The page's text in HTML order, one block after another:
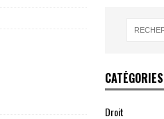
CATÉGORIES
Droit